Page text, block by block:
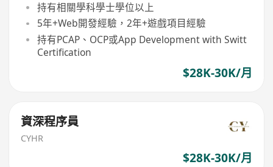
持有相關學科學士學位以上
5年+Web開發經驗，2年+遊戲項目經驗
持有PCAP、OCP或App Development with Switt
Certification
$28K-30K/月
資深程序員
CYHR
$28K-30K/月